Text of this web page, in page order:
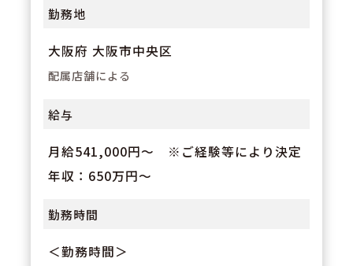
勤務地
大阪府 大阪市中央区
配属店舗による
給与
月給541,000円～ ※ご経験等により決定
年収：650万円～
勤務時間
＜勤務時間＞